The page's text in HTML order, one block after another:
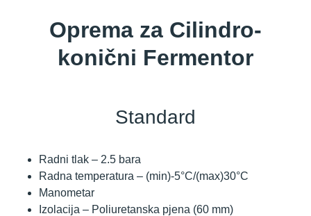
Oprema za Cilindro-
konični Fermentor
Standard
Radni tlak – 2.5 bara
Radna temperatura – (min)-5°C/(max)30°C
Manometar
Izolacija – Poliuretanska pjena (60 mm)